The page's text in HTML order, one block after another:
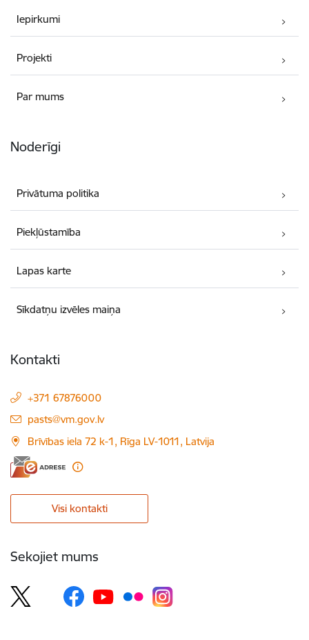
Iepirkumi
Projekti
Par mums
Noderīgi
Privātuma politika
Piekļūstamība
Lapas karte
Sīkdatņu izvēles maiņa
Kontakti
+371 67876000
E-pasts:
pasts@vm.gov.lv
Brīvības iela 72 k-1, Rīga LV-1011, Latvija
Visi kontakti
Sekojiet mums